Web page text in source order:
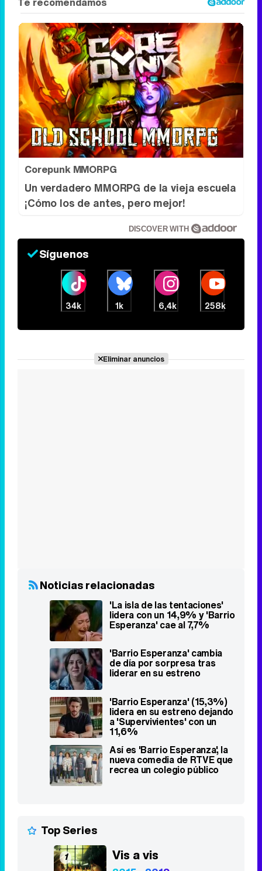
Corepunk MMORPG
Un verdadero MMORPG de la vieja escuela
¡Cómo los de antes, pero mejor!
DISCOVER WITH
Síguenos
34k 1k 6,4k 258k
Eliminar anuncios
Noticias relacionadas
'La isla de las tentaciones'
lidera con un 14,9% y 'Barrio
Esperanza' cae al 7,7%
'Barrio Esperanza' cambia
de día por sorpresa tras
liderar en su estreno
'Barrio Esperanza' (15,3%)
lidera en su estreno dejando
a 'Supervivientes' con un
11,6%
Así es 'Barrio Esperanza', la
nueva comedia de RTVE que
recrea un colegio público
Top Series
1 Vis a vis